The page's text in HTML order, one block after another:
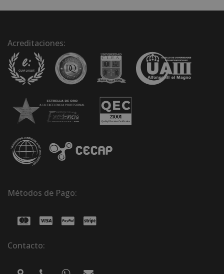
Acreditaciones:
Métodos de Pago:
Contacto: